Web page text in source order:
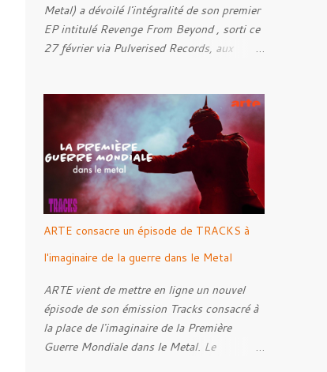
Metal) a dévoilé l'intégralité de son premier
EP intitulé Revenge From Beyond , sorti ce
27 février via Pulverised Records, aux
et mixé par Santi et l'artwork a été réalisé
par Luxi Lahtinen. Tracklist: 01. Into The
Grave 02. The Eternal Embrace 03. A
Somber Night 04. Rebellion Against The
Vile 05. Revenge From Beyond 06. The
Sense Of Fear
ARTE consacre un épisode de TRACKS à
l'imaginaire de la guerre dans le Metal
ARTE vient de mettre en ligne un nouvel
épisode de son émission Tracks consacré à
la place de l'imaginaire de la Première
Guerre Mondiale dans le Metal. Le